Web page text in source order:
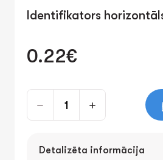
Identifikators
0.22€
Detalizēta informācija